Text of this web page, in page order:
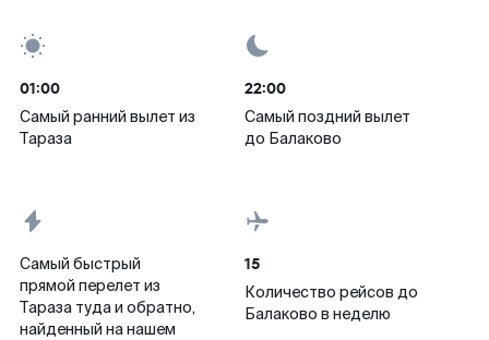
01:00
Самый ранний вылет из
Тараза
22:00
Самый поздний вылет
до Балаково
Самый быстрый
прямой перелет из
Тараза туда и обратно,
найденный на нашем
15
Количество рейсов до
Балаково в неделю